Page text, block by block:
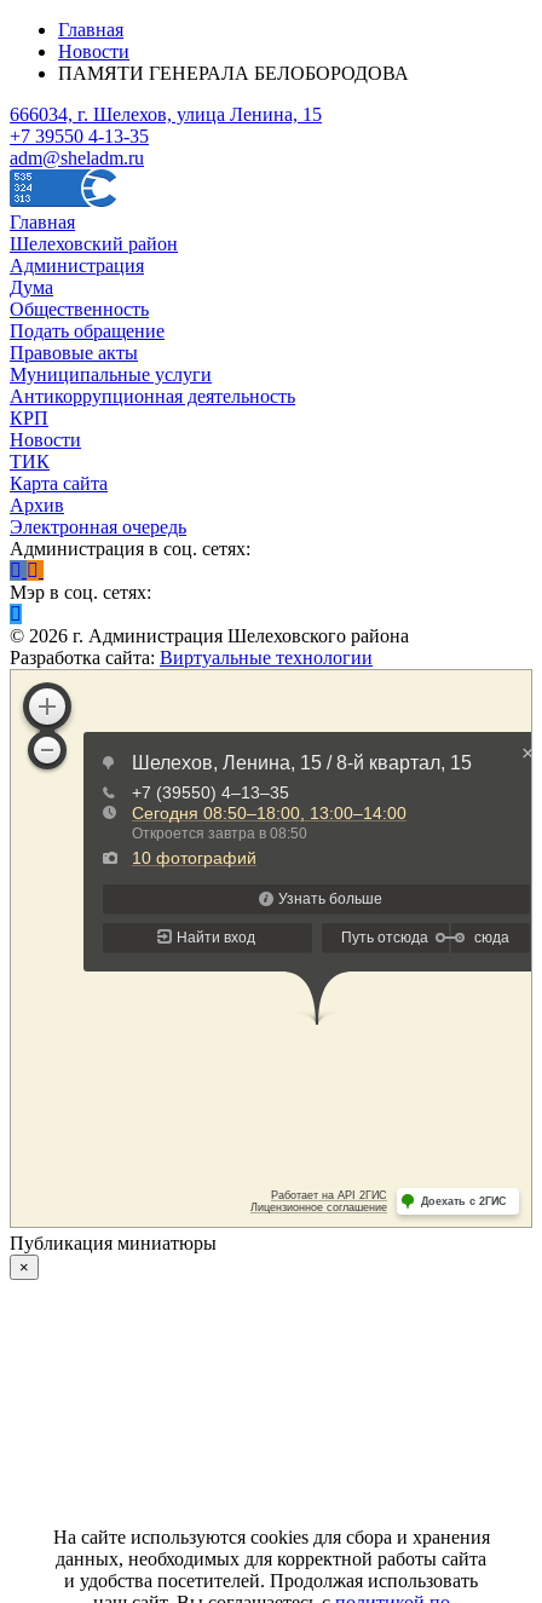
Главная
Новости
ПАМЯТИ ГЕНЕРАЛА БЕЛОБОРОДОВА
666034, г. Шелехов, улица Ленина, 15
+7 39550 4-13-35
adm@sheladm.ru
Главная
Шелеховский район
Администрация
Дума
Общественность
Подать обращение
Правовые акты
Муниципальные услуги
Антикоррупционная деятельность
КРП
Новости
ТИК
Карта сайта
Архив
Электронная очередь
Администрация в соц. сетях:
Мэр в соц. сетях:
© 2026 г. Администрация Шелеховского района
Разработка сайта: Виртуальные технологии
Публикация миниатюры
×
На сайте используются cookies для сбора и хранения
данных, необходимых для корректной работы сайта
и удобства посетителей. Продолжая использовать